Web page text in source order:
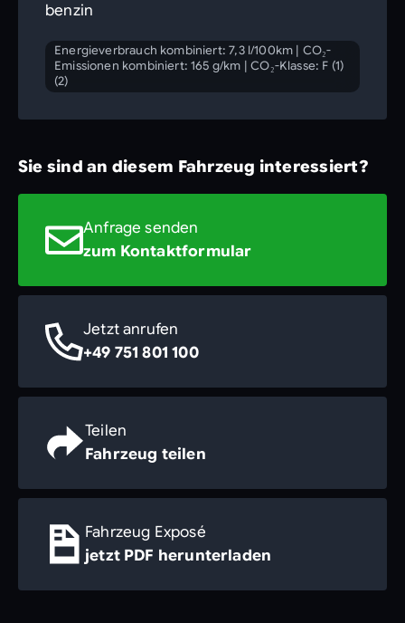
benzin
Energieverbrauch kombiniert: 7,3 l/100km | CO₂-
Emissionen kombiniert: 165 g/km |CO₂-Klasse: F (1)
(2)
Sie sind an diesem Fahrzeug interessiert?
Anfrage senden
zum Kontaktformular
Jetzt anrufen
+49 751 801 100
Teilen
Fahrzeug teilen
Fahrzeug Exposé
jetzt PDF herunterladen